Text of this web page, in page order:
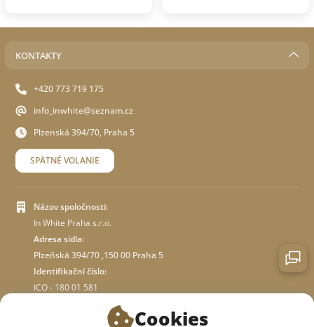
KONTAKTY
+420 773 719 175
info_inwhite@seznam.cz
Plzenská 394/70, Praha 5
SPÄTNÉ VOLANIE
Názov spoločnosti:
In White Praha s.r.o.
Adresa sídla:
Plzeňská 394/70 ,150 00 Praha 5
Identifikační číslo:
ICO - 180 01 581
Cookies